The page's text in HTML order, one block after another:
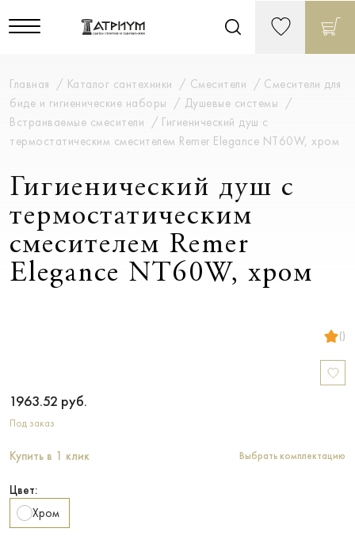
Главная Каталог сантехники Смесители
Смесители для
биде и гигиенические наборы
Душевые системы
Встраиваемые смесители
Гигиенический душ с
термостатическим смесителем Remer Elegance NT60W, хром
Гигиенический душ с
термостатическим
смесителем Remer
Elegance NT60W, хром
()
1963.52 руб.
Под заказ
Купить в 1 клик Выбрать комплектацию
Цвет:
Хром